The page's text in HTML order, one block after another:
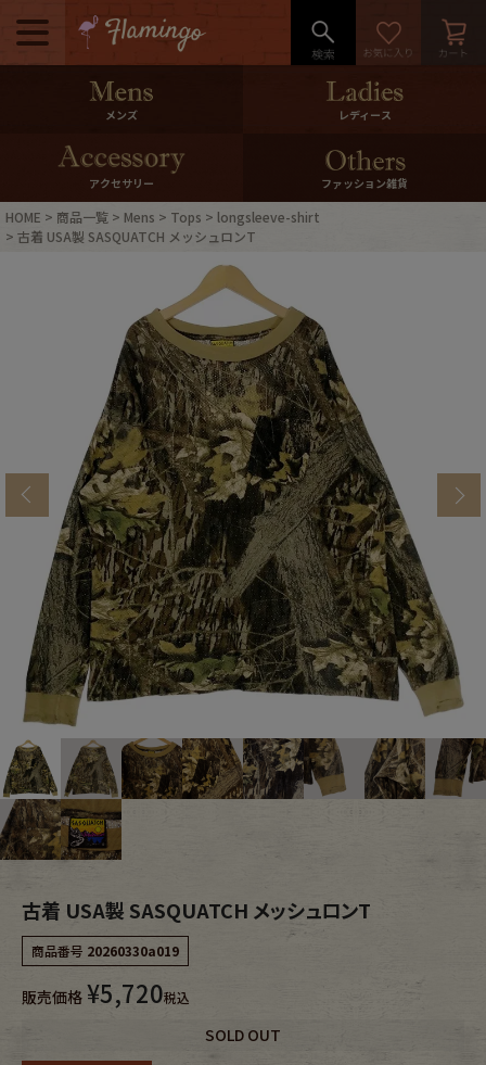
メニュー
500pt＆10％Offクーポンプレゼン
10％0ffクーポンプレゼント
ログイン・会員登録
ご利用ガイド International Shipping
店舗紹介 特集一覧
ブランドから探す スタッフコーディネート
年代から探す 古着卸DOCK
メンズ商品カテゴリーから探す
Tops
Bottoms Fafatt
レディース商品カテゴリーから探す
Tops Bottoms
Outer
メンズ レディース
アクセサリー ファッション雑貨
HOME 商品一覧 Mens Tops
longsleeve-shirt
古着 USA製 SASQUATCH メッシュロンT
古着 USA製 SASQUATCH メッシュロンT
商品番号 20260330a019
販売価格 ¥5,720税込
SOLD OUT